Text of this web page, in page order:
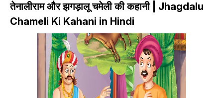
तेनालीराम और झगड़ालू चमेली की कहानी | Jhagdalu
Chameli Ki Kahani in Hindi